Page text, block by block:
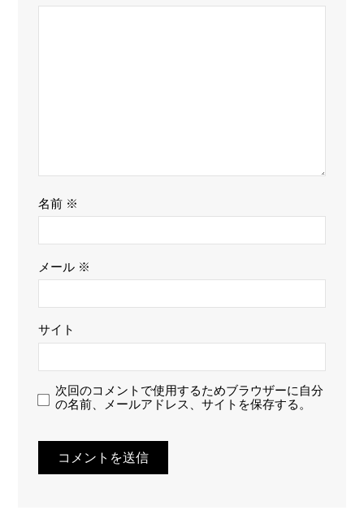
名前 ※
メール ※
サイト
次回のコメントで使用するためブラウザーに自分
の名前、メールアドレス、サイトを保存する。